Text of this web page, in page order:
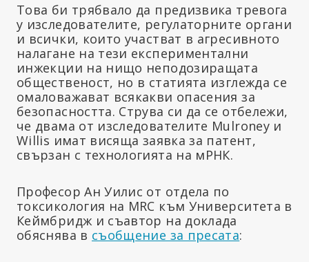
Това би трябвало да предизвика тревога
у изследователите, регулаторните органи
и всички, които участват в агресивното
налагане на тези експериментални
инжекции на нищо неподозиращата
общественост, но в статията изглежда се
омаловажават всякакви опасения за
безопасността. Струва си да се отбележи,
че двама от изследователите Mulroney и
Willis имат висяща заявка за патент,
свързан с технологията на мРНК.
Професор Ан Уилис от отдела по
токсикология на MRC към Университета в
Кеймбридж и съавтор на доклада
обяснява в съобщение за пресата: